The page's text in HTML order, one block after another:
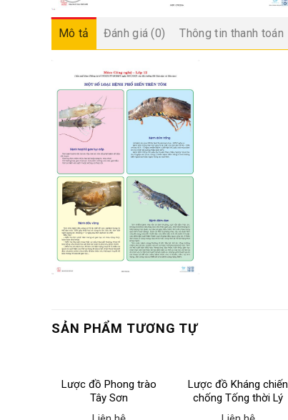
Mô tả Đánh giá (0) Thông tin thanh toán
SẢN PHẨM TƯƠNG TỰ
Lược đồ Phong trào
Tây Sơn
Lược đồ Kháng chiến
chống Tống thời Lý
(1075-1077)